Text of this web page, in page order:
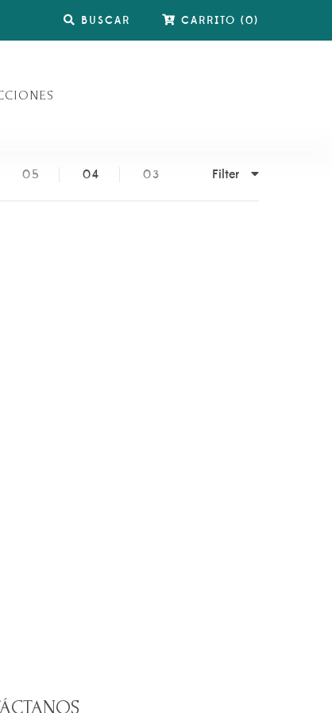
BUSCAR CARRITO (0)
05 04 03 Filter